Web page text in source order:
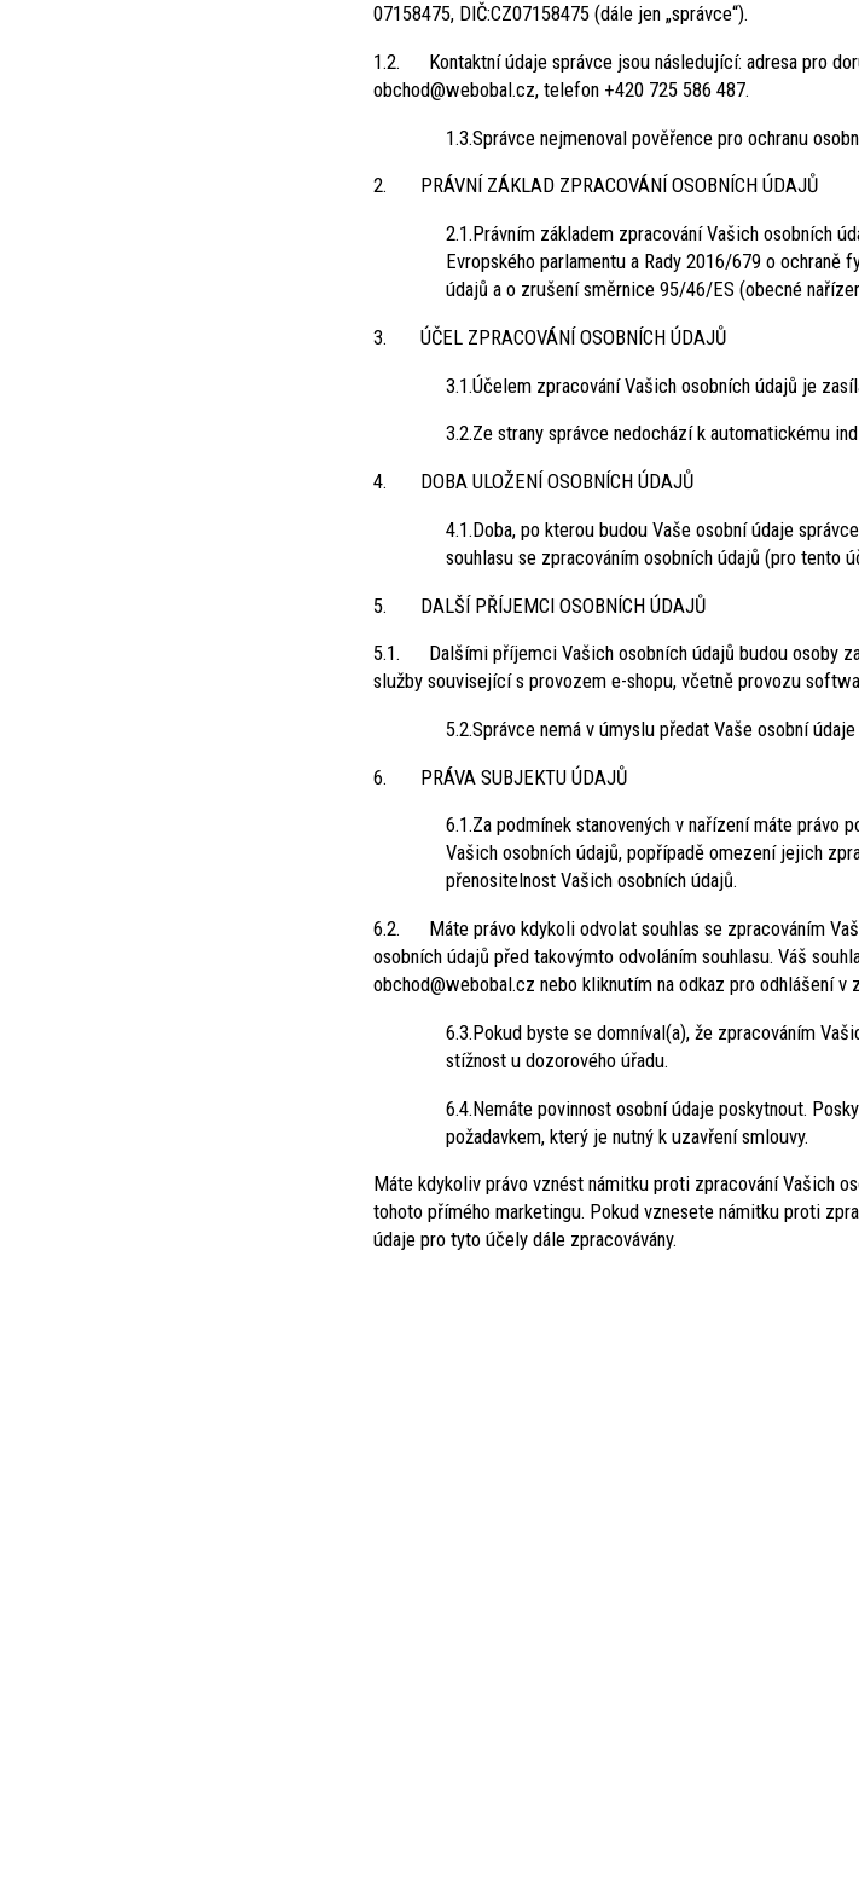
07158475, DIČ:CZ07158475 (dále jen „správce“).
1.2. Kontaktní údaje správce jsou následující: adresa pro
obchod@webobal.cz, telefon +420 725 586 487.
1.3.Správce nejmenoval pověřence pro ochranu
2. PRÁVNÍ ZÁKLAD ZPRACOVÁNÍ OSOBNÍCH ÚDAJŮ
2.1.Právním základem zpracování Vašich osobních
Evropského parlamentu a Rady 2016/679 o
údajů a o zrušení směrnice 95/46/ES (obecné
3. ÚČEL ZPRACOVÁNÍ OSOBNÍCH ÚDAJŮ
3.1.Účelem zpracování Vašich osobních údajů je
3.2.Ze strany správce nedochází k automatickému
4. DOBA ULOŽENÍ OSOBNÍCH ÚDAJŮ
4.1.Doba, po kterou budou Vaše osobní údaje
souhlasu se zpracováním osobních údajů (pro tento
5. DALŠÍ PŘÍJEMCI OSOBNÍCH ÚDAJŮ
5.1. Dalšími příjemci Vašich osobních údajů budou osoby
služby související s provozem e-shopu, včetně provozu
5.2.Správce nemá v úmyslu předat Vaše osobní
6. PRÁVA SUBJEKTU ÚDAJŮ
6.1.Za podmínek stanovených v nařízení máte právo
Vašich osobních údajů, popřípadě omezení jejich
přenositelnost Vašich osobních údajů.
6.2. Máte právo kdykoli odvolat souhlas se zpracováním
osobních údajů před takovýmto odvoláním souhlasu. Váš
obchod@webobal.cz nebo kliknutím na odkaz pro odhlášení v
6.3.Pokud byste se domníval(a), že zpracováním
stížnost u dozorového úřadu.
6.4.Nemáte povinnost osobní údaje poskytnout.
požadavkem, který je nutný k uzavření smlouvy.
Máte kdykoliv právo vznést námitku proti zpracování Vašich
tohoto přímého marketingu. Pokud vznesete námitku proti
údaje pro tyto účely dále zpracovávány.